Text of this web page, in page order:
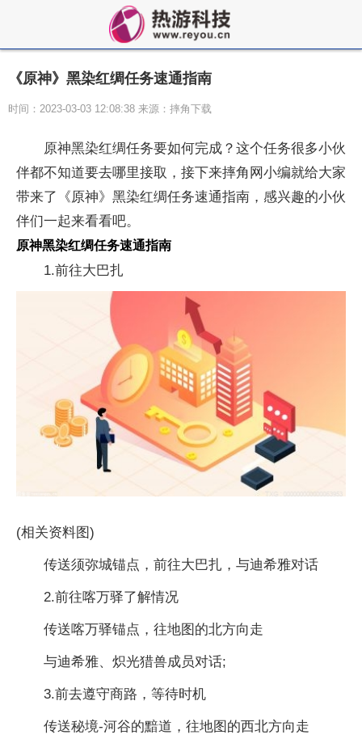
《原神》黑染红绸任务速通指南
时间：2023-03-03 12:08:38 来源：摔角下载
原神黑染红绸任务要如何完成？这个任务很多小伙
伴都不知道要去哪里接取，接下来摔角网小编就给大家
带来了《原神》黑染红绸任务速通指南，感兴趣的小伙
伴们一起来看看吧。
原神黑染红绸任务速通指南
1.前往大巴扎
(相关资料图)
传送须弥城锚点，前往大巴扎，与迪希雅对话
2.前往喀万驿了解情况
传送喀万驿锚点，往地图的北方向走
与迪希雅、炽光猎兽成员对话;
3.前去遵守商路，等待时机
传送秘境-河谷的黯道，往地图的西北方向走